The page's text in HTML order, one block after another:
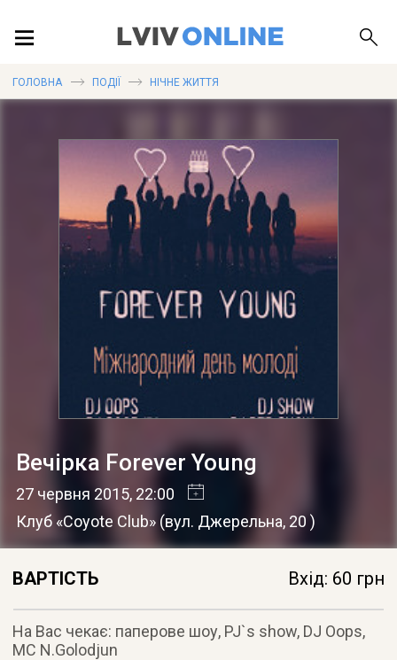
ПУБЛІКАЦІЇ
ДОВІДКА
ГОЛОВНА ПОДІЇ НІЧНЕ ЖИТТЯ
Вечірка Forever Young
27 червня 2015, 22:00
Клуб «Coyote Club» (вул. Джерельна, 20 )
ВАРТІСТЬ Вхід: 60 грн
На Вас чекає: паперове шоу, PJ`s show, DJ Oops,
MC N.Golodjun